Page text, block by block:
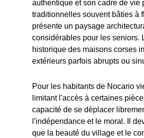
authentique et son cadre de
traditionnelles souvent bâties à
présente un paysage
considérables pour les seniors.
historique des maisons corses
extérieurs parfois abrupts ou
Pour les habitants de Nocario
limitant l'accès à certaines
capacité de se déplacer
l'indépendance et le moral. Il
que la beauté du village et le